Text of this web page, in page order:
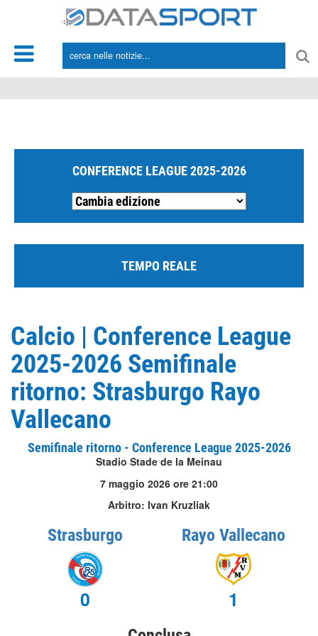
CONFERENCE LEAGUE 2025-2026
TEMPO REALE
Calcio | Conference League
2025-2026 Semifinale
ritorno: Strasburgo Rayo
Vallecano
Semifinale ritorno - Conference League 2025-2026
Stadio Stade de la Meinau
7 maggio 2026 ore 21:00
Arbitro: Ivan Kruzliak
Strasburgo
0
Rayo Vallecano
1